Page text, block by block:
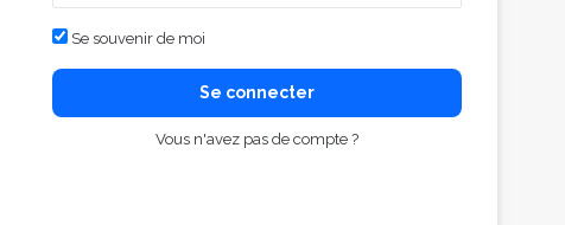
Se souvenir de moi
Se connecter
Vous n'avez pas de compte ?